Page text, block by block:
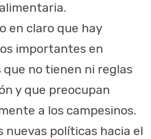
en claro que hay
importantes en
que no tienen ni reglas
y que preocupan
a los campesinos.
nuevas políticas hacia el